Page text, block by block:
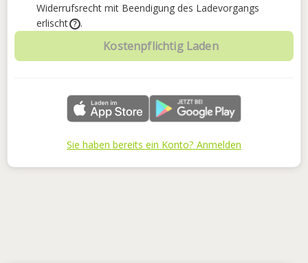
Widerrufsrecht mit Beendigung des Ladevorgangs
erlischt
? .
Kostenpflichtig Laden
Sie haben bereits ein Konto? Anmelden